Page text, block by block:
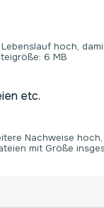
hoch,
6 MB
etc.
Nachweise
mit Größe